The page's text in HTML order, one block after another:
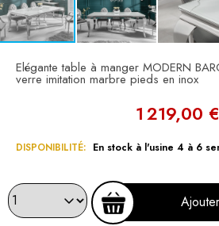
Elégante table à manger MODERN
verre imitation marbre pieds en inox
1 219,00 €
DISPONIBILITÉ: En stock à l'usine 4 à 6